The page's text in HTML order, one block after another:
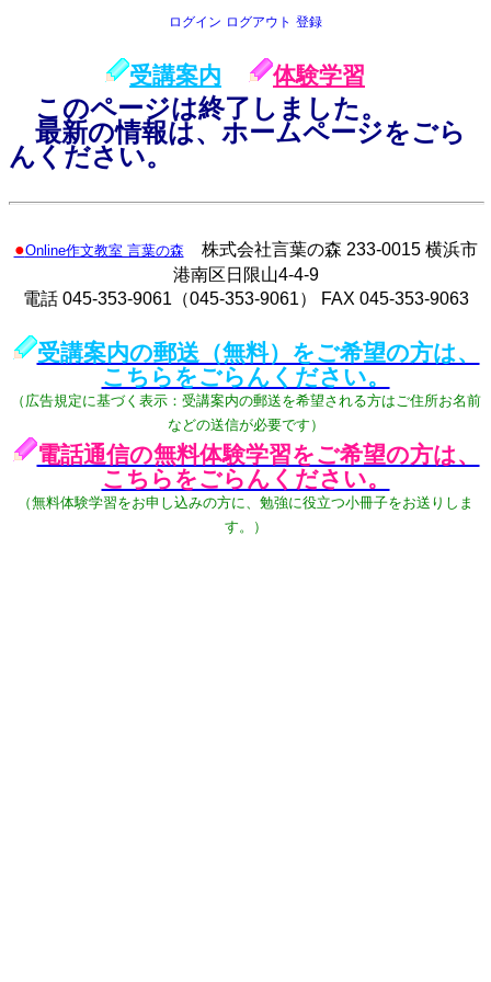
ログイン ログアウト 登録
受講案内 体験学習
このページは終了しました。
最新の情報は、ホームページをごら
んください。
●Online作文教室 言葉の森 株式会社言葉の森 233-0015 横浜市
港南区日限山4-4-9
電話 045-353-9061（045-353-9061） FAX 045-353-9063
受講案内の郵送（無料）をご希望の方は、
こちらをごらんください。
（広告規定に基づく表示：受講案内の郵送を希望される方はご住所お名前
などの送信が必要です）
電話通信の無料体験学習をご希望の方は、
こちらをごらんください。
（無料体験学習をお申し込みの方に、勉強に役立つ小冊子をお送りしま
す。）